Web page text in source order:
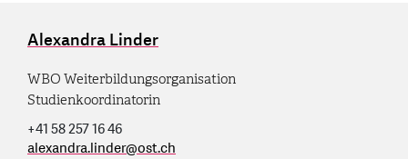
Alexandra Linder
WBO Weiterbildungsorganisation
Studienkoordinatorin
+41 58 257 16 46
alexandra.linder@ost.ch